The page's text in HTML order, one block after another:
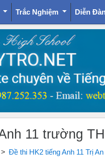
Trắc Nghiệm Diễn
11 trường
Đề thi HK2 tiếng Anh 11 Trị